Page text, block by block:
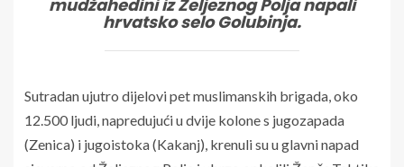
mudžahedini iz Željeznog Polja napali
hrvatsko selo Golubinja.
Sutradan ujutro dijelovi pet muslimanskih brigada, oko
12.500 ljudi, napredujući u dvije kolone s jugozapada
(Zenica) i jugoistoka (Kakanj), krenuli su u glavni napad